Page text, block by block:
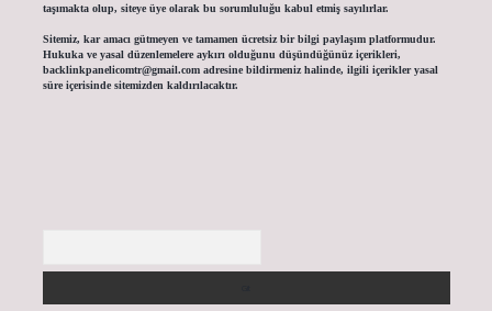
taşımakta olup, siteye üye olarak bu sorumluluğu kabul etmiş sayılırlar.
Sitemiz, kar amacı gütmeyen ve tamamen ücretsiz bir bilgi paylaşım platformudur.
Hukuka ve yasal düzenlemelere aykırı olduğunu düşündüğünüz içerikleri,
backlinkpanelicomtr@gmail.comadresine bildirmeniz halinde, ilgili içerikler yasal
süre içerisinde sitemizden kaldırılacaktır.